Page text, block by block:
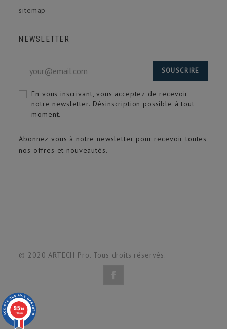
sitemap
NEWSLETTER
Abonnez vous à notre newsletter pour recevoir toutes
nos offres et nouveautés.
SOUSCRIRE
En vous inscrivant, vous acceptez de recevoir
notre newsletter. Désinscription possible à tout
moment.
© 2020 ARTECH Pro. Tous droits réservés.
9.5/10
618 avis